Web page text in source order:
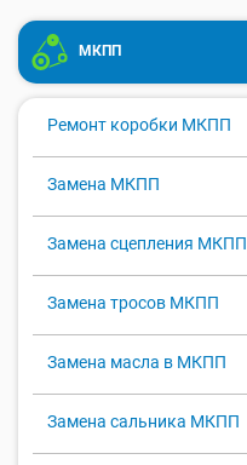
МКПП
Ремонт коробки МКПП
Замена МКПП
Замена сцепления МКПП
Замена тросов МКПП
Замена масла в МКПП
Замена сальника МКПП